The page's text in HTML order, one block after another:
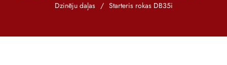
Dzinēju daļas / Starteris rokas DB35i